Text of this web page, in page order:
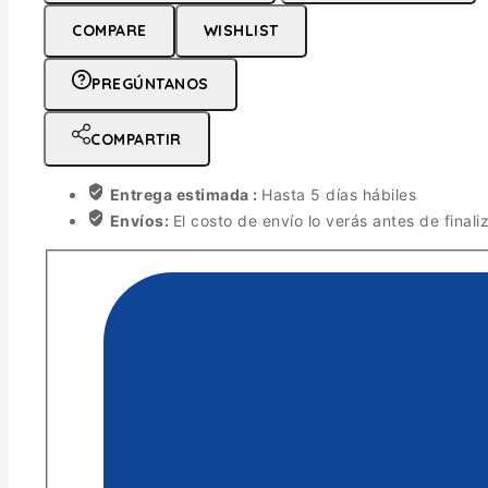
COMPARE WISHLIST
PREGÚNTANOS
COMPARTIR
Entrega estimada : Hasta 5 días hábiles
Envíos: El costo de envío lo verás antes de